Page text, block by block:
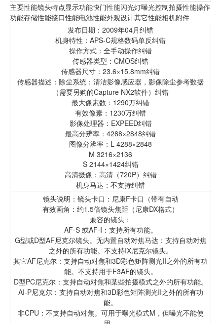
主要性能镜头特点显示功能快门性能闪光灯曝光控制拍摄性能操作
功能存储性能接口性能电池性能外观设计其它性能相机附件
发布日期：2009年04月纠错
机身特性：APS-C规格数码单反纠错
操作方式：全手动操作纠错
传感器类型：CMOS纠错
传感器尺寸：23.6×15.8mm纠错
传感器描述：除尘系统：清洁影像感应器，影像除尘参考数据
（需要另购的Capture NX2软件）纠错
最大像素数：1290万纠错
有效像素：1230万纠错
影像处理器：EXPEED纠错
最高分辨率：4288×2848纠错
图像分辨率：L 4288×2848
M 3216×2136
S 2144×1424纠错
高清摄像：高清（720P）纠错
机身马达：不支持纠错
镜头说明：镜头卡口：尼康F卡口（带有自动
有效画角：约1.5倍镜头焦距（尼康DX格式）
兼容的镜头：
AF-S 或AF-I：支持所有功能。
G型或D型AF尼克尔镜头。无内置自动对焦马达：支持自动对焦
之外的所有功能。不支持IX尼克尔镜头。
其它AF尼克尔：支持自动对焦和3D彩色矩阵测光II之外的所有功
能。不支持用于F3AF的镜头。
D型PC尼克尔：支持自动对焦和某些拍摄模式之外的所有功能。
AI-P尼克尔：支持自动对焦和3D彩色矩阵测光II之外的所有功
能。
非CPU：不支持自动对焦。可用于曝光模式M，但曝光不能使